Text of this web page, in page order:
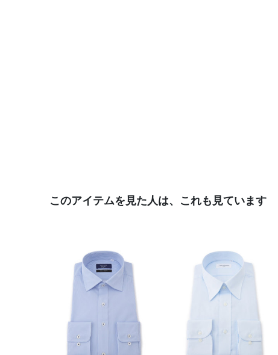
このアイテムを見た人は、これも見ています